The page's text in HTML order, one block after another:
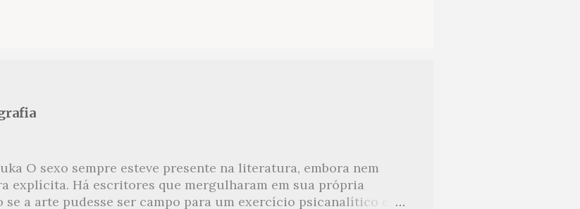
O sexo sempre esteve presente na literatura, embora nem
explícita. Há escritores que mergulharam em sua própria
se a arte pudesse ser campo para um exercício psicanalítico e